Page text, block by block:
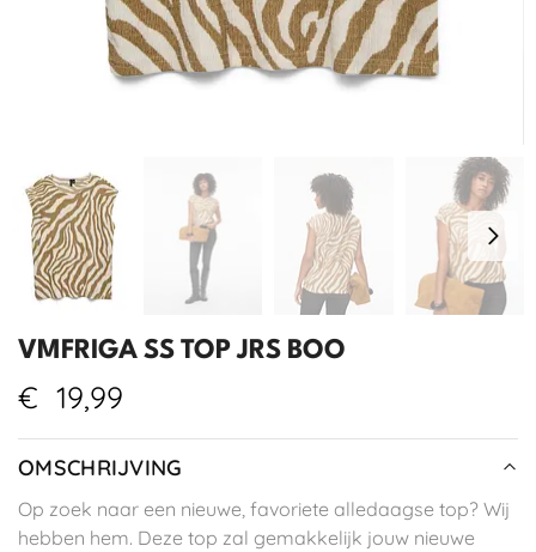
VMFRIGA SS TOP JRS BOO
€ 19,99
OMSCHRIJVING
Op zoek naar een nieuwe, favoriete alledaagse top? Wij
hebben hem. Deze top zal gemakkelijk jouw nieuwe